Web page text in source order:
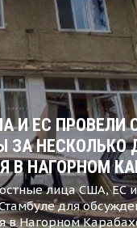
И ЕС ПРОВЕЛИ
ЗА НЕСКОЛЬКО
В НАГОРНОМ
лица США, ЕС
для
в Нагорном